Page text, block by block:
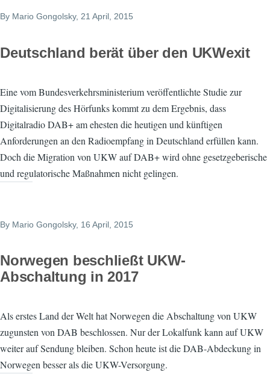
By Mario Gongolsky, 21 April, 2015
Deutschland berät über den UKWexit
Eine vom Bundesverkehrsministerium veröffentlichte Studie zur
Digitalisierung des Hörfunks kommt zu dem Ergebnis, dass
Digitalradio DAB+ am ehesten die heutigen und künftigen
Anforderungen an den Radioempfang in Deutschland erfüllen kann.
Doch die Migration von UKW auf DAB+ wird ohne gesetzgeberische
und regulatorische Maßnahmen nicht gelingen.
By Mario Gongolsky, 16 April, 2015
Norwegen beschließt UKW-
Abschaltung in 2017
Als erstes Land der Welt hat Norwegen die Abschaltung von UKW
zugunsten von DAB beschlossen. Nur der Lokalfunk kann auf UKW
weiter auf Sendung bleiben. Schon heute ist die DAB-Abdeckung in
Norwegen besser als die UKW-Versorgung.